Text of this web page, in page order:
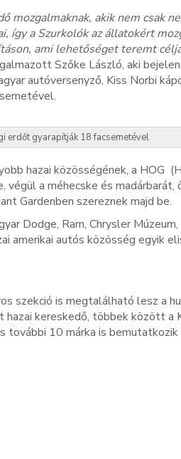
mozgalmaknak, akik nem csak
így a Szurkolók az állatokért
ami lehetőséget teremt
Szőke László, aki
autóversenyző, Kiss Norbi
erdőt gyarapítják 18 facsemetével
hazai közösségének, a HOG
a méhecske és madárbarát,
Gardenben szereznek majd be.
Dodge, Ram, Chrysler
amerikai autós közösség egyik
szekció is megtalálható lesz a
hazai kereskedő, többek között a
további 10 márka is bemutatkozik